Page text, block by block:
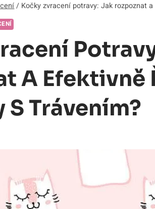
/ Kočky zvracení potravy: Jak rozpoznat
A Efektivně
Trávením?